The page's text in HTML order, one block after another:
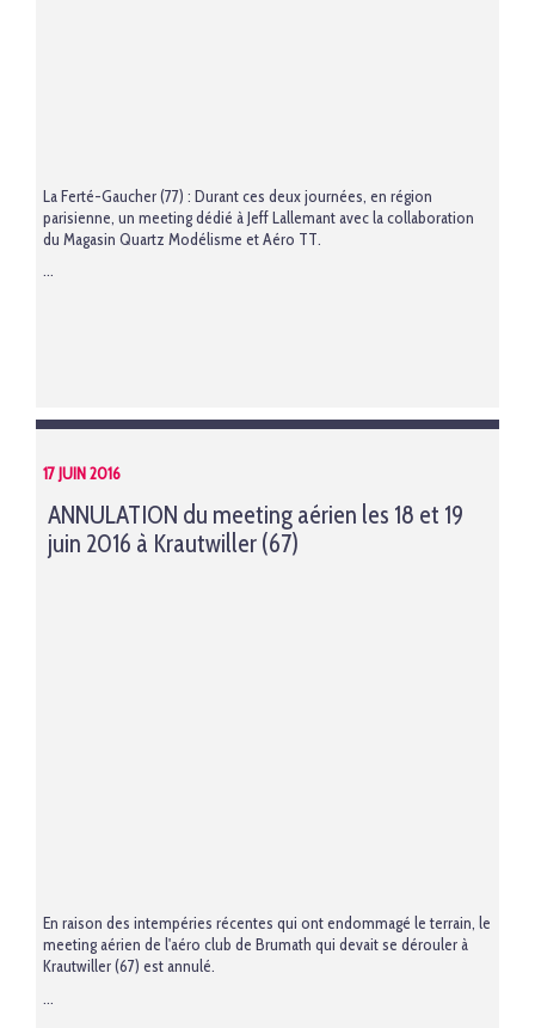
La Ferté-Gaucher (77) : Durant ces deux journées, en région
parisienne, un meeting dédié à Jeff Lallemant avec la collaboration
du Magasin Quartz Modélisme et Aéro TT.
17 JUIN 2016
ANNULATION du meeting aérien les 18 et 19
juin 2016 à Krautwiller (67)
En raison des intempéries récentes qui ont endommagé le terrain, le
meeting aérien de l'aéro club de Brumath qui devait se dérouler à
Krautwiller (67) est annulé.